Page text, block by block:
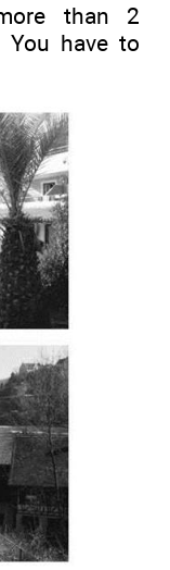
than 2
You have to